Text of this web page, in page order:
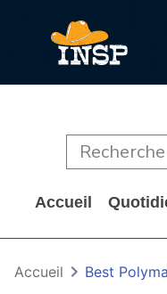
Accueil
Accueil Best